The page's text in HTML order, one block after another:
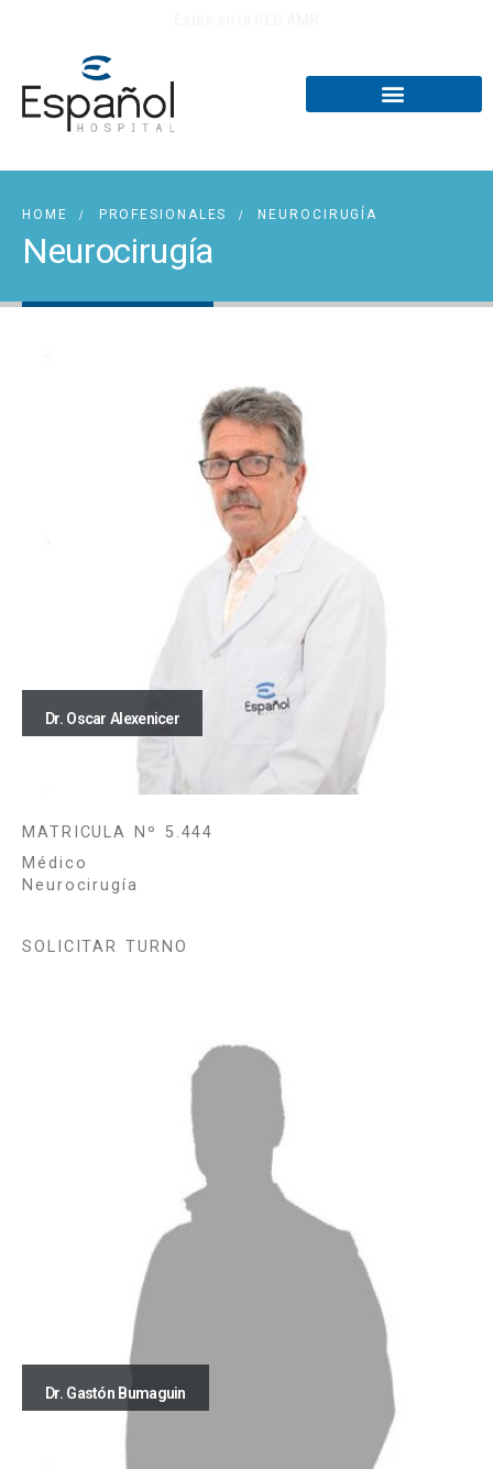
HOME PROFESIONALES NEUROCIRUGÍA
Neurocirugía
Dr. Oscar Alexenicer
MATRICULA Nº 5.444
Médico
Neurocirugía
SOLICITAR TURNO
Dr. Gastón Bumaguin